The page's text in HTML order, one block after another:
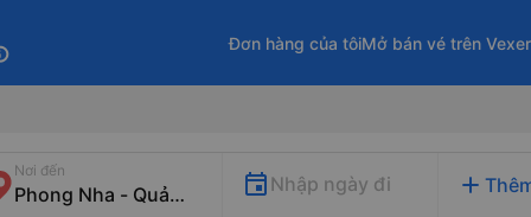
Đơn hàng của tôiMở bán vé trên
Nơi đến
Nhập ngày đi add